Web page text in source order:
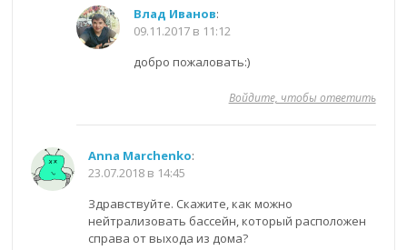
Влад Иванов:
09.11.2017 в 11:12
добро пожаловать:)
Войдите, чтобы ответить
Anna Marchenko:
23.07.2018 в 14:45
Здравствуйте. Скажите, как можно
нейтрализовать бассейн, который расположен
справа от выхода из дома?